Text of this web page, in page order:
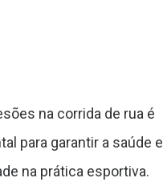
na corrida de rua é
para garantir a saúde e
na prática esportiva.